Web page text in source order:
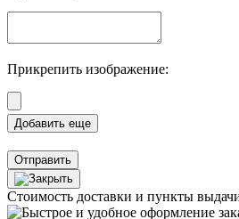
Прикрепить изображение:
Отправить
Стоимость доставки и пункты